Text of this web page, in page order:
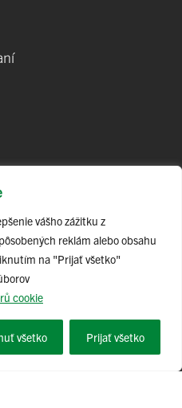
vášho zážitku z
reklám alebo obsahu
na "Prijať všetko"
cookie
všetko Prijať všetko
konania